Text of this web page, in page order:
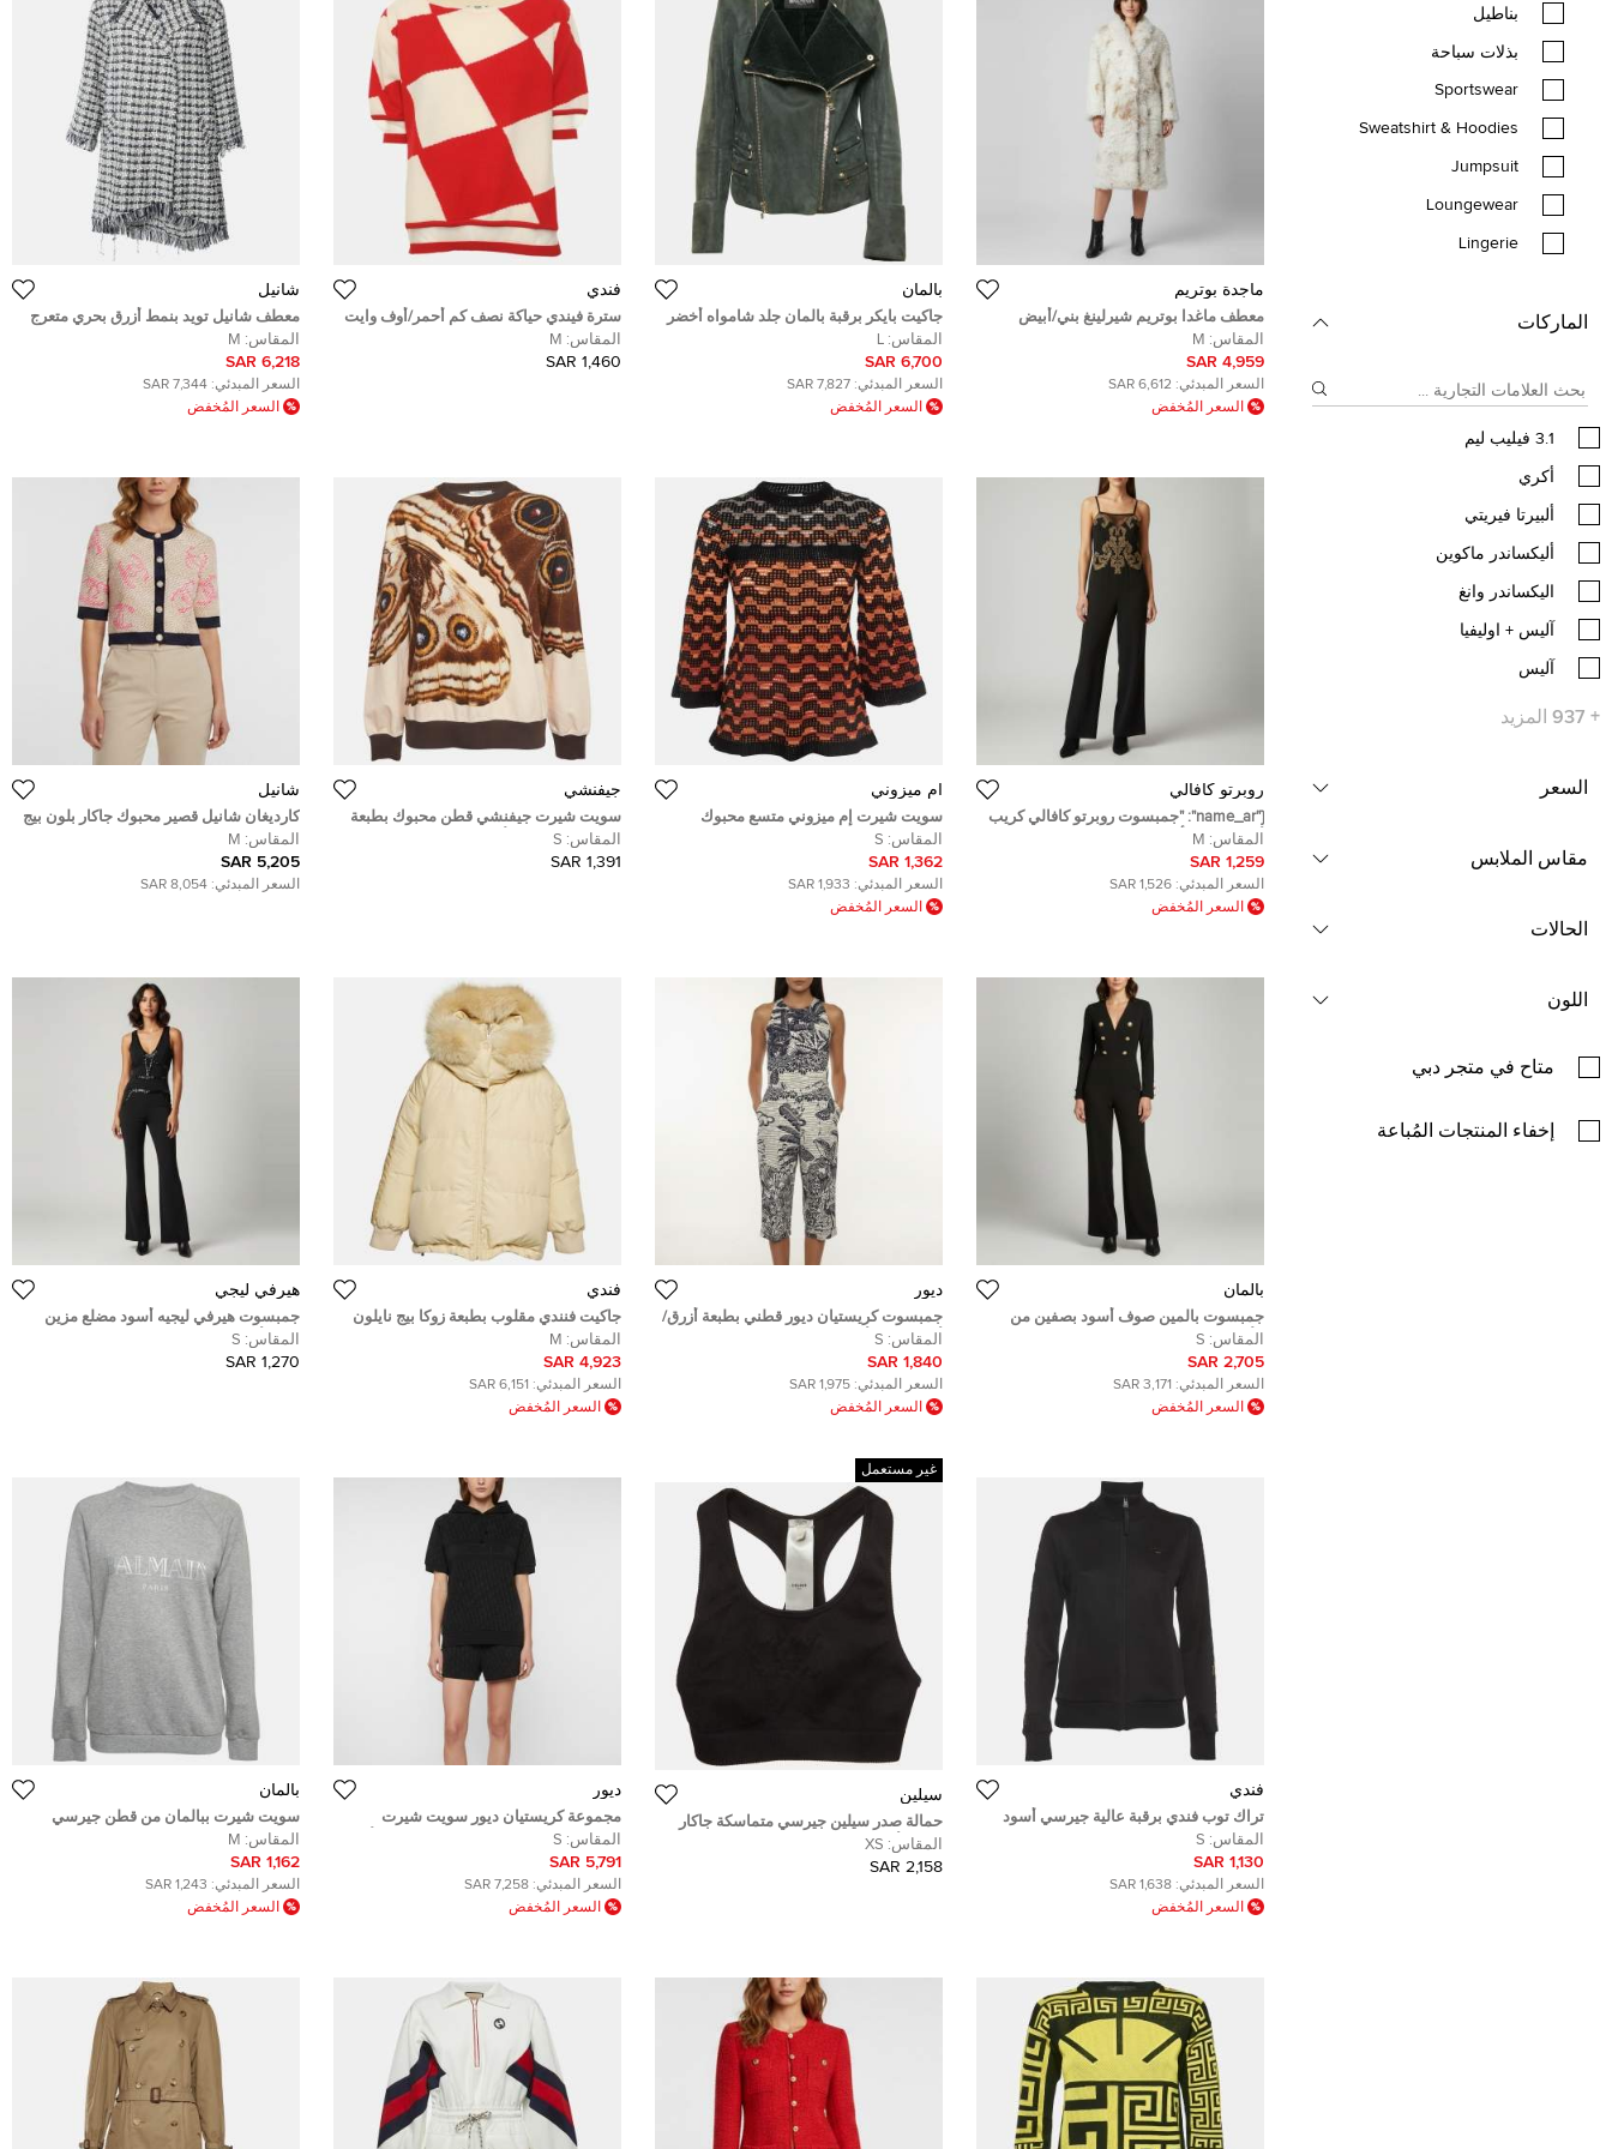
بناطيل
بذلات سباحة
Sportswear
Sweatshirt & Hoodies
Jumpsuit
Loungewear
Lingerie
الماركات
3.1 فيليب ليم
أكري
ألبيرتا فيريتي
أليكساندر ماكوين
اليكساندر وانغ
آليس + اوليفيا
آليس
+
937 المزيد
السعر
مقاس الملابس
الحالات
اللون
متاح في متجر دبي
إخفاء المنتجات المُباعة
ماجدة بوتريم
معطف ماغدا بوتريم شيرلينغ بني/أبيض
بحزام مقاس وسط
المقاس: M
4,959 SAR
السعر المبدئي: 6,612 SAR
السعر المُخفض
بالمان
جاكيت بايكر برقبة بالمان جلد شامواه أخضر
شيرلينغ مقاس كبير (لارج)
المقاس: L
6,700 SAR
السعر المبدئي: 7,827 SAR
السعر المُخفض
فندي
سترة فيندي حياكة نصف كم أحمر/أوف وايت
مقاس متوسط (ميديوم)
المقاس: M
1,460 SAR
شانيل
معطف شانيل تويد بنمط أزرق بحري متعرج
بشراشيب كبير ( ميديوم )
المقاس: M
6,218 SAR
السعر المبدئي: 7,344 SAR
السعر المُخفض
روبرتو كافالي
{"name_ar": "جمبسوت روبرتو كافالي كريب
أسود مزين بأشرطة مقاس متوسط"}
المقاس: M
1,259 SAR
السعر المبدئي: 1,526 SAR
السعر المُخفض
أم ميزوني
سويت شيرت إم ميزوني متسع محبوك
عيّنات برتقالي مقاس صغير (سمول)
المقاس: S
1,362 SAR
السعر المبدئي: 1,933 SAR
السعر المُخفض
جيفنشي
سويت شيرت جيفنشي قطن محبوك بطبعة
فراشات متعددة الألوان مقاس صغير -
سمول
المقاس: S
1,391 SAR
شانيل
كارديغان شانيل قصير محبوك جاكار بلون بيج
بشعار مموج مقاس متوسط
المقاس: M
5,205 SAR
السعر المبدئي: 8,054 SAR
بالمان
جمبسوت بالمين صوف أسود بصفين من
الأزرار بقصة واسعة مقاس صغير
المقاس: S
2,705 SAR
السعر المبدئي: 3,171 SAR
السعر المُخفض
ديور
جمبسوت كريستيان ديور قطني بطبعة أزرق/
أبيض بدون أكمام مقاس صغير
المقاس: S
1,840 SAR
السعر المبدئي: 1,975 SAR
السعر المُخفض
فندي
جاكيت فنندي مقلوب بطبعة زوكا بيج نايلون
مع حافة فرو مرفقة بقلنسوة مقاس متوسط
المقاس: M
4,923 SAR
السعر المبدئي: 6,151 SAR
السعر المُخفض
هيرفي ليجي
جمبسوت هيرفي ليجيه أسود مضلع مزين
بدون أكمام مقاس صغير
المقاس: S
1,270 SAR
فندي
تراك توب فندي برقبة عالية جيرسي أسود
مقاس صغير (سمول)
المقاس: S
1,130 SAR
السعر المبدئي: 1,638 SAR
السعر المُخفض
غير مستعمل
سيلين
حمالة صدر سيلين جيرسي متماسكة جاكار
بشعار أسود تريومف مقاس صغير جدا
المقاس: XS
2,158 SAR
ديور
مجموعة كريستيان ديور سويت شيرت
جيرسي و شورت بطباعة مائلة باللون الأسود
مقاس صغير/متوسط
المقاس: S
5,791 SAR
السعر المبدئي: 7,258 SAR
السعر المُخفض
بالمان
سويت شيرت ببالمان من قطن جيرسي
بطبعة الشعار رمادي بياقة دائرية مقاس
متوسط
المقاس: M
1,162 SAR
السعر المبدئي: 1,243 SAR
السعر المُخفض